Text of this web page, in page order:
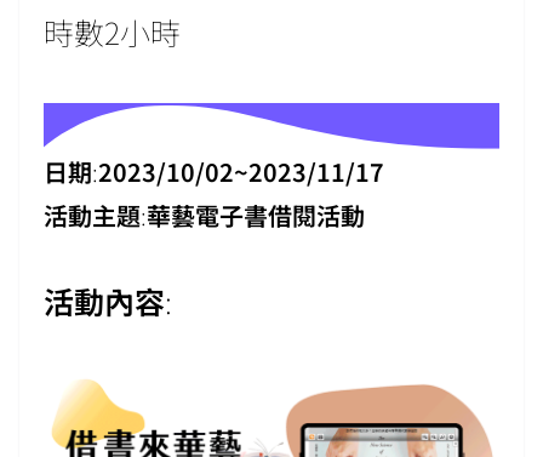
時數2小時
日期:2023/10/02~2023/11/17
活動主題:華藝電子書借閱活動
活動內容: